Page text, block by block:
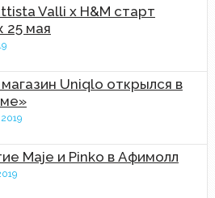
Valli x H&M старт
25 мая
Uniqlo открылся в
Maje и Pinko в Афимолл